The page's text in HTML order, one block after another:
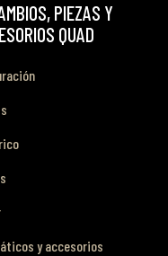
PIEZAS Y
QUAD
y accesorios